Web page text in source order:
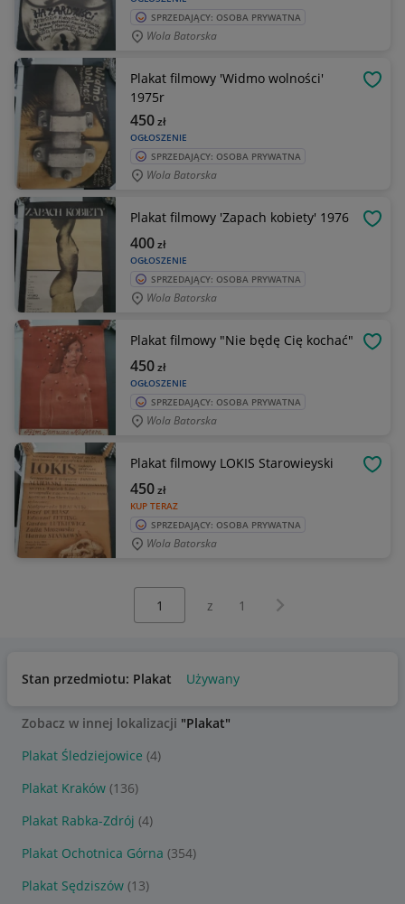
SPRZEDAJĄCY: OSOBA PRYWATNA
Wola Batorska
Plakat filmowy 'Widmo wolności'
1975r
OGŁOSZENIE
450zł
SPRZEDAJĄCY: OSOBA PRYWATNA
Wola Batorska
Plakat filmowy 'Zapach kobiety' 1976
OGŁOSZENIE
400zł
SPRZEDAJĄCY: OSOBA PRYWATNA
Wola Batorska
Plakat filmowy "Nie będę Cię kochać"
OGŁOSZENIE
450zł
SPRZEDAJĄCY: OSOBA PRYWATNA
Wola Batorska
Plakat filmowy LOKIS Starowieyski
KUP TERAZ
450zł
SPRZEDAJĄCY: OSOBA PRYWATNA
Wola Batorska
z 1 Następna strona
Stan przedmiotu: Plakat Używany
Zobacz w innej lokalizacji "Plakat"
Plakat Śledziejowice (4)
Plakat Kraków (136)
Plakat Rabka-Zdrój (4)
Plakat Ochotnica Górna (354)
Plakat Sędziszów (13)